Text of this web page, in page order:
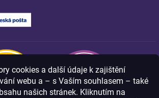
cookies a další údaje k zajištění
webu a – s Vaším souhlasem – také
našich stránek. Kliknutím na